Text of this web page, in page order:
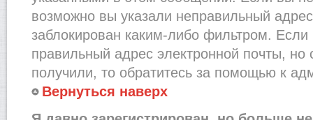
возможно вы указали неправильный
заблокирован каким-либо фильтром.
правильный адрес электронной почты, но
получили, то обратитесь за помощью к
Вернуться наверх